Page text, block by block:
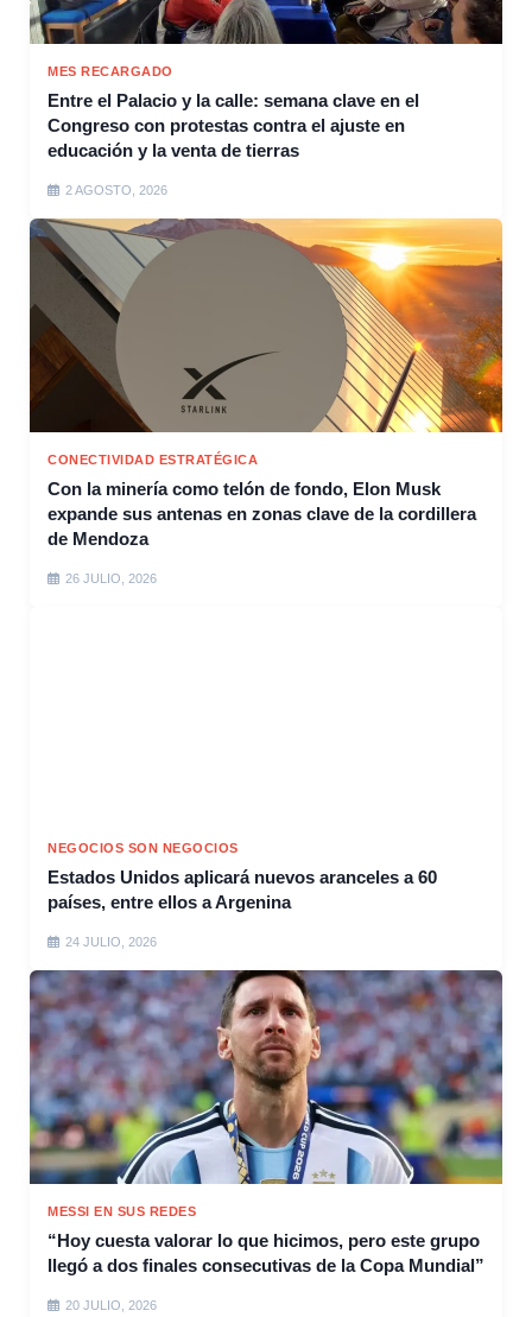
MES RECARGADO
Entre el Palacio y la calle: semana clave en el
Congreso con protestas contra el ajuste en
educación y la venta de tierras
2 AGOSTO, 2026
CONECTIVIDAD ESTRATÉGICA
Con la minería como telón de fondo, Elon Musk
expande sus antenas en zonas clave de la cordillera
de Mendoza
26 JULIO, 2026
NEGOCIOS SON NEGOCIOS
Estados Unidos aplicará nuevos aranceles a 60
países, entre ellos a Argenina
24 JULIO, 2026
MESSI EN SUS REDES
“Hoy cuesta valorar lo que hicimos, pero este grupo
llegó a dos finales consecutivas de la Copa Mundial”
20 JULIO, 2026